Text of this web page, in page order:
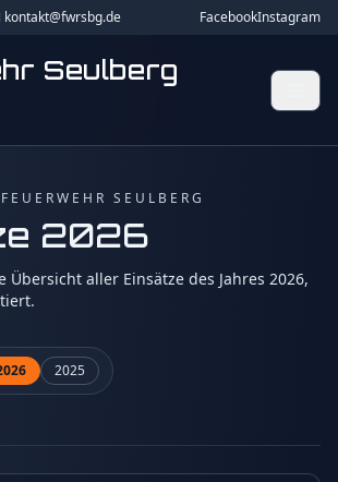
FacebookInstagram
Seulberg
SEULBERG
2026
aller Einsätze des Jahres 2026,
2025